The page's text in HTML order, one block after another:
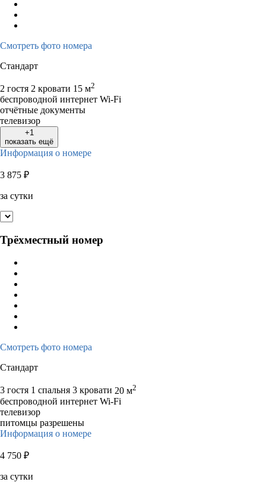
Смотреть фото номера
Стандарт
2 гостя 2 кровати 15 м2
беспроводной интернет Wi-Fi
отчётные документы
телевизор
+1
показать ещё
Информация о номере
3 875 ₽
за сутки
Трёхместный номер
Смотреть фото номера
Стандарт
3 гостя 1 спальня 3 кровати 20 м2
беспроводной интернет Wi-Fi
телевизор
питомцы разрешены
Информация о номере
4 750 ₽
за сутки